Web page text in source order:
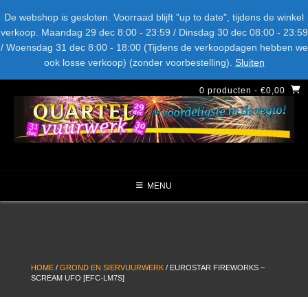
De webshop is gesloten. Voorraad blijft "up to date", tijdens de winkel
verkoop. Maandag 29 dec 8:00 - 23:59 / Dinsdag 30 dec 08:00 - 23:59
/ Woensdag 31 dec 8:00 - 18:00 (Tijdens de verkoopdagen hebben we
ook losse verkoop) (zonder voorbestelling). Sluiten
naar
inhoud
LEVERANCIERS TYPE AANBIEDINGEN CATEGORIE
NIEUW DIT JAAR
MENU
0 producten - €0,00
HOME / GROND EN SIERVUURWERK / EUROSTAR FIREWORKS –
SCREAM UFO [EFC-LM7S]